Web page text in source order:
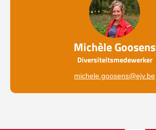
Michèle Goosens
Diversiteitsmedewerker
michele.goosens@ejv.be